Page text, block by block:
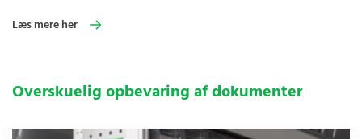
Læs mere her
Overskuelig opbevaring af dokumenter